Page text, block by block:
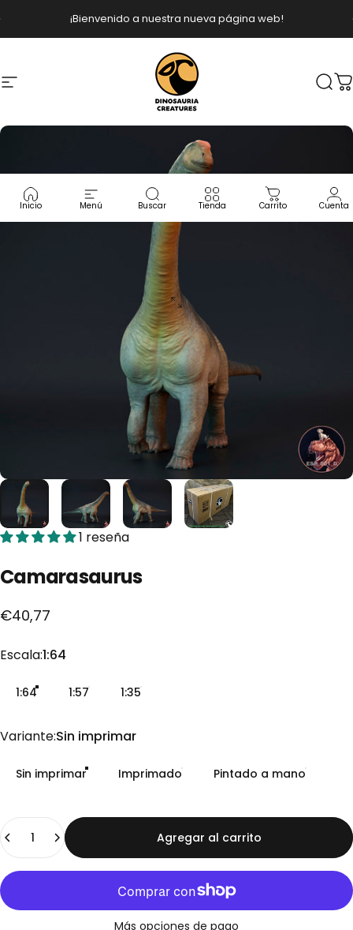
¡Bienvenido a nuestra nueva página web!
diapositivas pausa
Navegación Dinosauria Creatures
Inicio Menú Buscar Tienda Carrito Cuenta
1 reseña
Camarasaurus
€40,77
Escala
Escala:1:64
1:64 1:57 1:35
Variante
Variante:Sin imprimar
Sin imprimar Imprimado Pintado a mano
Agregar al carrito
Más opciones de pago